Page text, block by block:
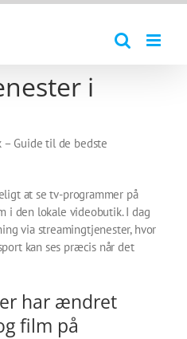
i
– Guide til de bedste
at se tv-programmer på
i den lokale videobutik. I dag
via streamingtjenester, hvor
kan ses præcis når det
har ændret
film på